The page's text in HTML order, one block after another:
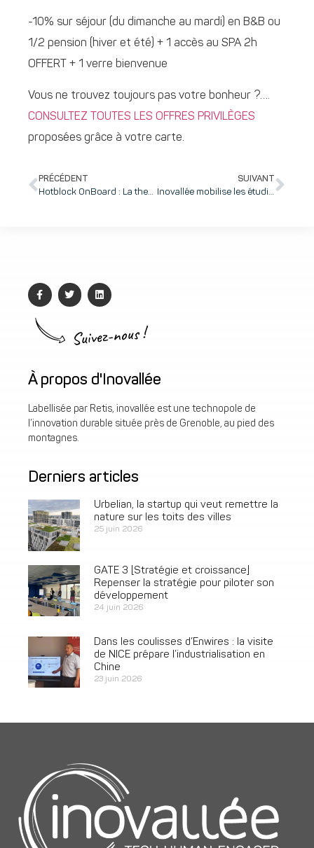
-10% sur séjour (du dimanche au mardi) en B&B ou
1/2 pension (hiver et été) + 1 accès au SPA 2h
OFFERT + 1 verre bienvenue
Vous ne trouvez toujours pas votre bonheur ?….
CONSULTEZ TOUTES LES OFFRES PRIVILÈGES
proposées grâce à votre carte.
PRÉCÉDENT
Hotblock OnBoard : La thermo-électricité au service des enjeux énergétiques
SUIVANT
Inovallée mobilise les étudiants de l’UGA autour d’un projet de showroom sur Hack ton campus !
Suivez-nous !
À propos d'Inovallée
Labellisée par Retis, inovallée est une technopole de
l’innovation durable située près de Grenoble, au pied des
montagnes.
Derniers articles
Urbelian, la startup qui veut remettre la
nature sur les toits des villes
25 juin 2026
GATE 3 [Stratégie et croissance]
Repenser la stratégie pour piloter son
développement
24 juin 2026
Dans les coulisses d’Enwires : la visite
de NICE prépare l’industrialisation en
Chine
23 juin 2026